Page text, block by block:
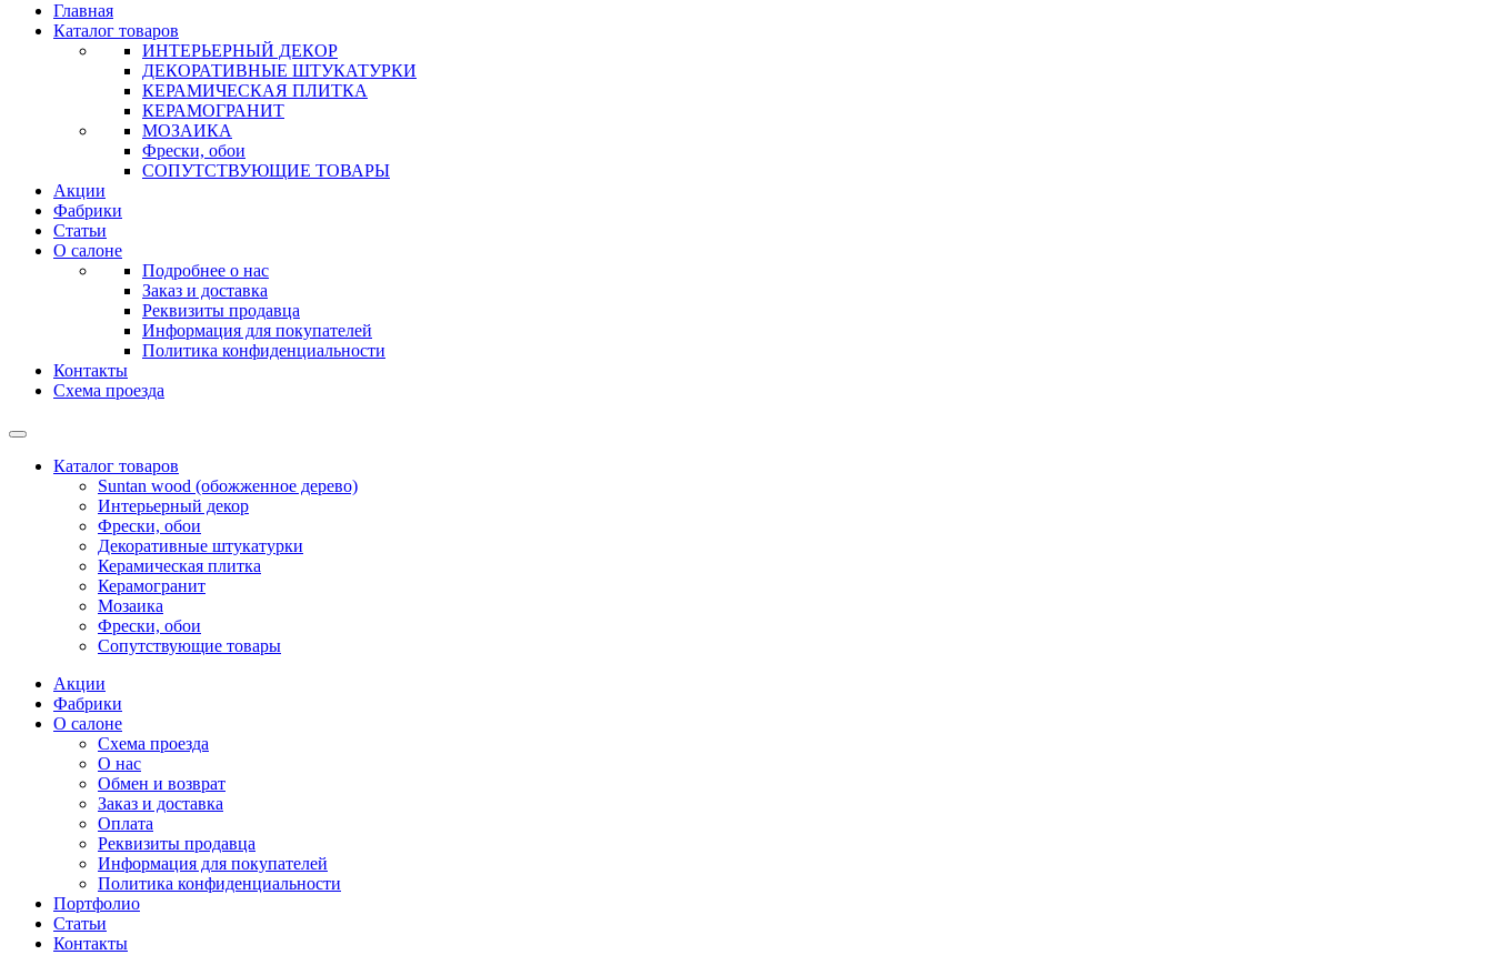
Главная
Каталог товаров
ИНТЕРЬЕРНЫЙ ДЕКОР
ДЕКОРАТИВНЫЕ ШТУКАТУРКИ
КЕРАМИЧЕСКАЯ ПЛИТКА
КЕРАМОГРАНИТ
МОЗАИКА
Фрески, обои
СОПУТСТВУЮЩИЕ ТОВАРЫ
Акции
Фабрики
Статьи
О салоне
Подробнее о нас
Заказ и доставка
Реквизиты продавца
Информация для покупателей
Политика конфиденциальности
Контакты
Схема проезда
Каталог товаров
Suntan wood (обожженное дерево)
Интерьерный декор
Фрески, обои
Декоративные штукатурки
Керамическая плитка
Керамогранит
Мозаика
Фрески, обои
Сопутствующие товары
Акции
Фабрики
О салоне
Схема проезда
О нас
Обмен и возврат
Заказ и доставка
Оплата
Реквизиты продавца
Информация для покупателей
Политика конфиденциальности
Портфолио
Статьи
Контакты